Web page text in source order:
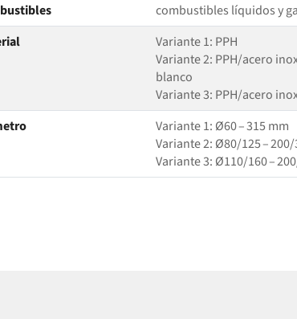
combustibles líquidos y
Variante 1: PPH
Variante 2: PPH/​acero
blanco
Variante 3: PPH/​acero
Variante 1: Ø60 – 315 mm
Variante 2: Ø80/125 –
Variante 3: Ø110/160 –